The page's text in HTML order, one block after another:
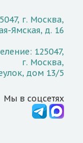
г. Москва,
Ямская, д. 16
125047,
г. Москва,
дом 13/5
Мы в соцсетях